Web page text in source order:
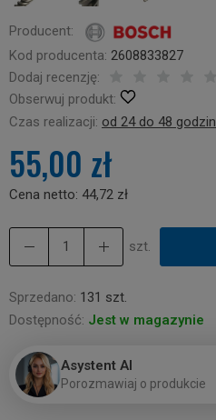
Producent:
Kod producenta: 2608833827
Dodaj recenzję:
Obserwuj produkt:
Czas realizacji: od 24 do 48 godzin
55,00 zł
Cena netto: 44,72 zł
szt.
Sprzedano: 131 szt.
Dostępność: Jest w magazynie
Asystent AI
Porozmawiaj o produkcie